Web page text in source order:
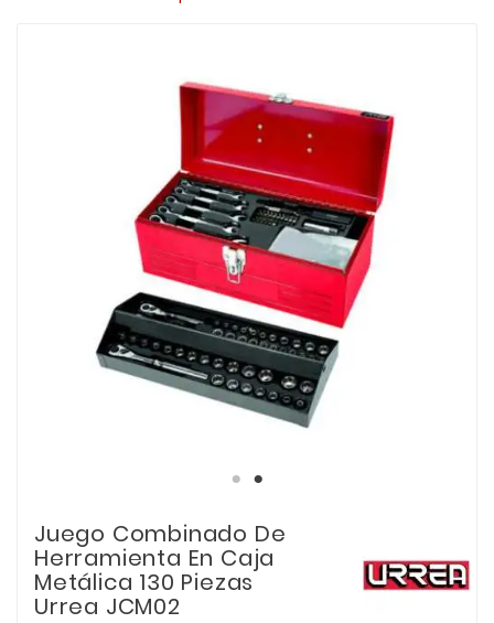
Juego Combinado De
Herramienta En Caja
Metálica 130 Piezas
Urrea JCM02